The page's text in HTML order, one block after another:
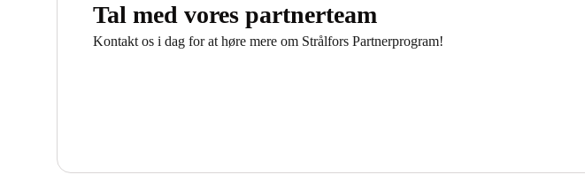
Tal med vores partnerteam
Kontakt os i dag for at høre mere om Strålfors Partnerprogram!